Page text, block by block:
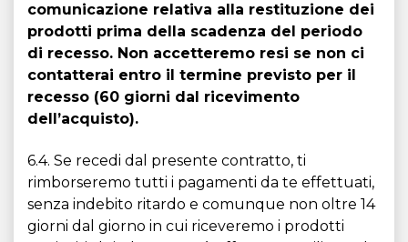
comunicazione relativa alla restituzione dei
prodotti prima della scadenza del periodo
di recesso. Non accetteremo resi se non ci
contatterai entro il termine previsto per il
recesso (60 giorni dal ricevimento
dell’acquisto).
6.4. Se recedi dal presente contratto, ti
rimborseremo tutti i pagamenti da te effettuati,
senza indebito ritardo e comunque non oltre 14
giorni dal giorno in cui riceveremo i prodotti